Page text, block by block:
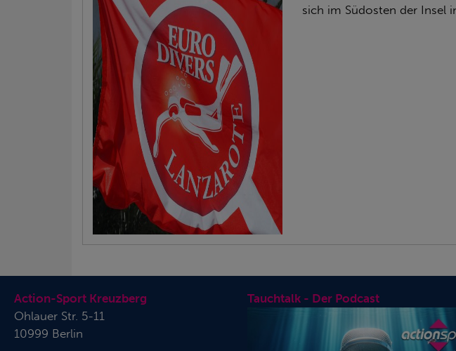
sich im Südosten der Insel
Action-Sport Kreuzberg
Ohlauer Str. 5-11
10999 Berlin
Tauchtalk - Der Podcast